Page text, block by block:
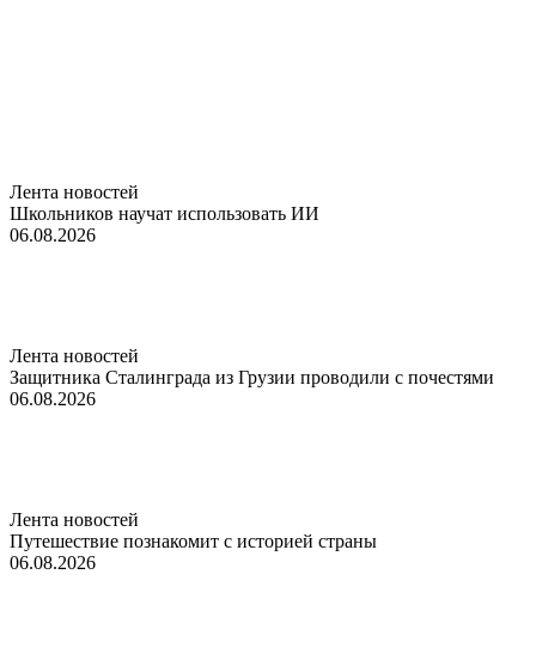
Лента новостей
Школьников научат использовать ИИ
06.08.2026
Лента новостей
Защитника Сталинграда из Грузии проводили с почестями
06.08.2026
Лента новостей
Путешествие познакомит с историей страны
06.08.2026